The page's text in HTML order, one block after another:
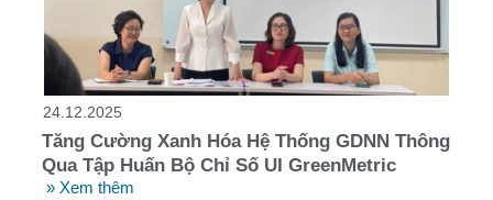
24.12.2025
Tăng Cường Xanh Hóa Hệ Thống GDNN Thông
Qua Tập Huấn Bộ Chỉ Số UI GreenMetric
» Xem thêm